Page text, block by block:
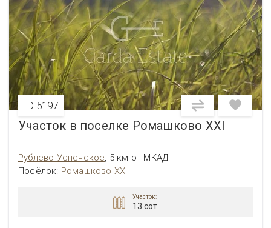
ID 5197
Участок в поселке Ромашково XXI
Рублево-Успенское, 5 км от МКАД
Посёлок: Ромашково XXI
Участок:
13 сот.